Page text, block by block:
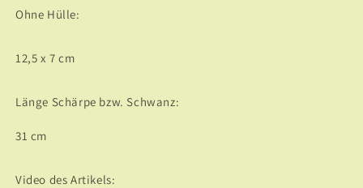
Ohne Hülle:
12,5 x 7 cm
Länge Schärpe bzw. Schwanz:
31 cm
Video des Artikels: